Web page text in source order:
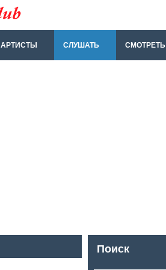
АРТИСТЫ СЛУШАТЬ СМОТРЕТЬ
Поиск